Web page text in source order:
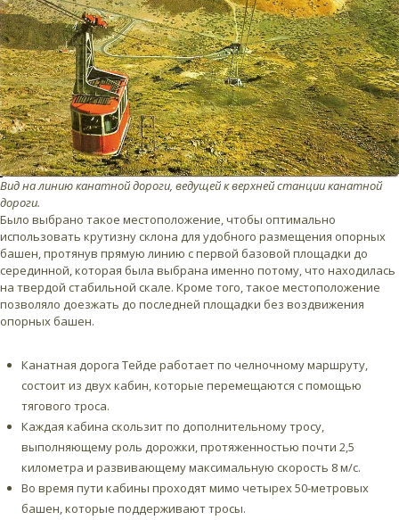
Вид на линию канатной дороги, ведущей к верхней станции канатной
дороги.
Было выбрано такое местоположение, чтобы оптимально
использовать крутизну склона для удобного размещения опорных
башен, протянув прямую линию с первой базовой площадки до
серединной, которая была выбрана именно потому, что находилась
на твердой стабильной скале. Кроме того, такое местоположение
позволяло доезжать до последней площадки без воздвижения
опорных башен.
Канатная дорога Тейде работает по челночному маршруту,
состоит из двух кабин, которые перемещаются с помощью
тягового троса.
Каждая кабина скользит по дополнительному тросу,
выполняющему роль дорожки, протяженностью почти 2,5
километра и развивающему максимальную скорость 8 м/с.
Во время пути кабины проходят мимо четырех 50-метровых
башен, которые поддерживают тросы.